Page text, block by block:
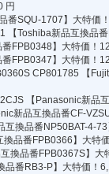
円
番SQU-1707】大特価
【Toshiba新品互換品
番FPB0348】大特価！
番FPB0347】大特価！
CP801785
【
【Panasonic新品
新品互換品番CF-
互換品番NP50BAT-4-
換品番FPB0366】大特
互換品番FPB0367S】大
品番RB3-P】大特価！